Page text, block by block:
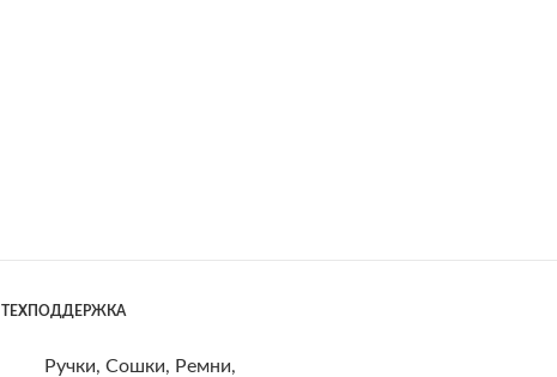
ТЕХПОДДЕРЖКА
Ручки, Сошки, Ремни,